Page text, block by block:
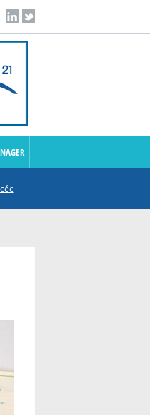
LINKEDIN